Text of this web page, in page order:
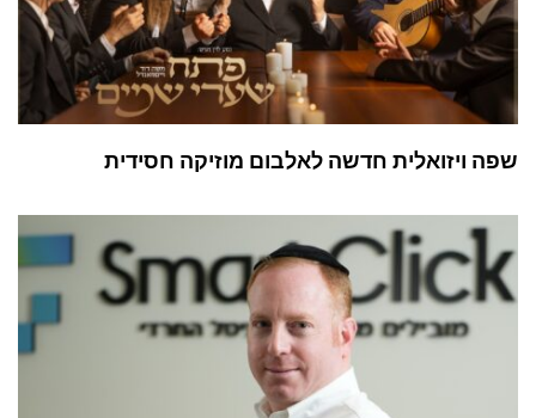
שפה ויזואלית חדשה לאלבום מוזיקה חסידית